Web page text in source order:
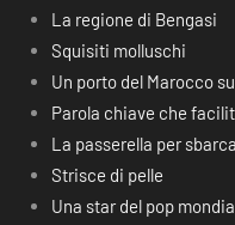
La regione di Bengasi
Squisiti molluschi
Un porto del Marocco
Parola chiave che
La passerella per
Strisce di pelle
Una star del pop